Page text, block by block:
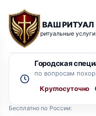
ВАШ РИТУАЛ
ритуальные услуги
Бесплатно по России:
Городская
по вопросам
Круглосуточно